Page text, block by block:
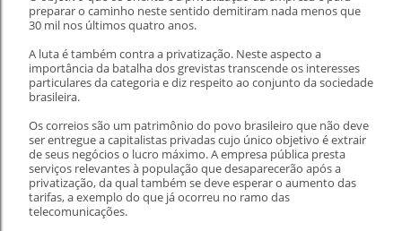
preparar o caminho neste sentido demitiram nada menos que
30 mil nos últimos quatro anos.
A luta é também contra a privatização. Neste aspecto a
importância da batalha dos grevistas transcende os interesses
particulares da categoria e diz respeito ao conjunto da sociedade
brasileira.
Os correios são um patrimônio do povo brasileiro que não deve
ser entregue a capitalistas privadas cujo único objetivo é extrair
de seus negócios o lucro máximo. A empresa pública presta
serviços relevantes à população que desaparecerão após a
privatização, da qual também se deve esperar o aumento das
tarifas, a exemplo do que já ocorreu no ramo das
telecomunicações.